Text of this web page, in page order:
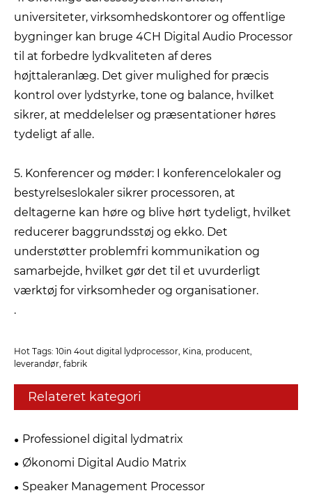
universiteter, virksomhedskontorer og offentlige
bygninger kan bruge 4CH Digital Audio Processor
til at forbedre lydkvaliteten af ​​deres
højttaleranlæg. Det giver mulighed for præcis
kontrol over lydstyrke, tone og balance, hvilket
sikrer, at meddelelser og præsentationer høres
tydeligt af alle.
5. Konferencer og møder: I konferencelokaler og
bestyrelseslokaler sikrer processoren, at
deltagerne kan høre og blive hørt tydeligt, hvilket
reducerer baggrundsstøj og ekko. Det
understøtter problemfri kommunikation og
samarbejde, hvilket gør det til et uvurderligt
værktøj for virksomheder og organisationer.
.
Hot Tags: 10in 4out digital lydprocessor, Kina, producent,
leverandør, fabrik
Relateret kategori
Professionel digital lydmatrix
Økonomi Digital Audio Matrix
Speaker Management Processor